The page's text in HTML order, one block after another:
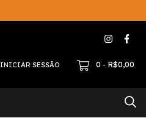
INICIAR SESSÃO 0 - R$0,00